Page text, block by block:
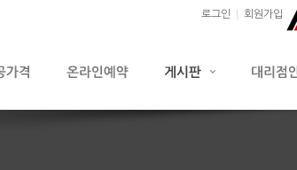
로그인 회원가입